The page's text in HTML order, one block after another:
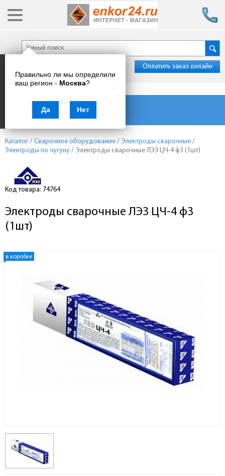
Правильно ли мы определили
ваш регион - Москва?
Да Нет
Оплатить заказ онлайн
Каталог товаров
Каталог / Сварочное оборудование / Электроды сварочные /
Электроды по чугуну / Электроды сварочные ЛЭЗ ЦЧ-4 ф3 (1шт)
Код товара: 74764
Электроды сварочные ЛЭЗ ЦЧ-4 ф3
(1шт)
в коробке